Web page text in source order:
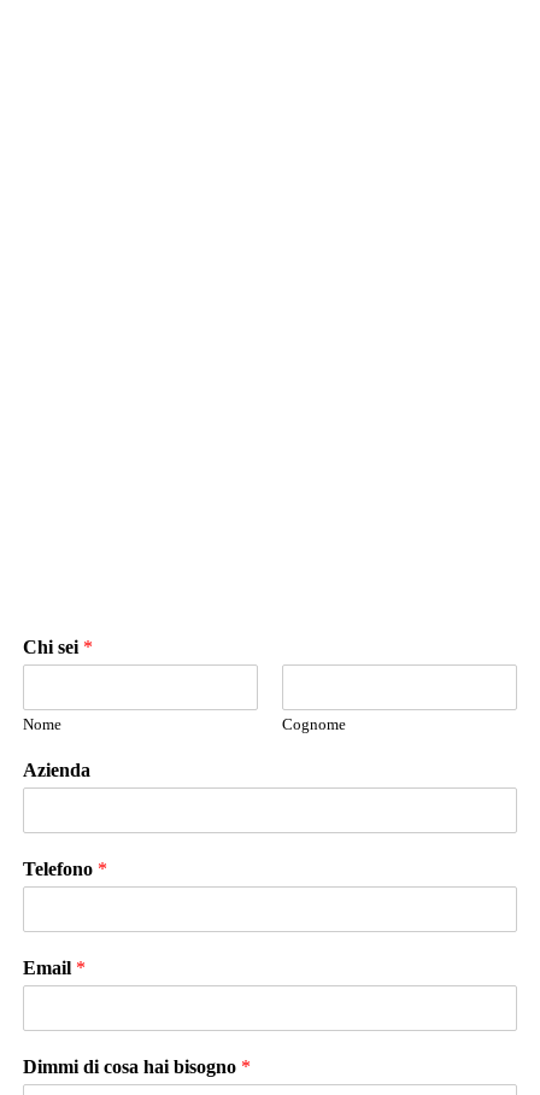
Chi sei *
Nome Cognome
Azienda
Telefono *
Email *
Dimmi di cosa hai bisogno *